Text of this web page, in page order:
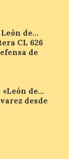
de…
CL 626
de
de…
desde